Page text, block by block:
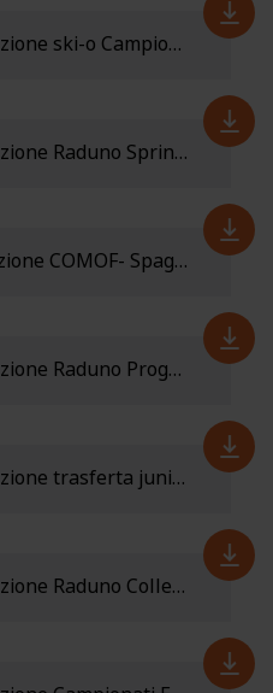
2310.19_Convocazione ski-o Campionati Mondiali Assoluti Junior 18-25 Marzo Svezia
2303.19_Convocazione Raduno Sprint 2-3 marzo 2019
2278.19 Convocazione COMOF- Spagna 21-25 febbraio 2019
2295.19_Convocazione Raduno Progetto Talenti Rovereto 3-5 marzo
2291.19_Convocazione trasferta junior-youth Lipica Open (Slovenia)
2257.19_Convocazione Raduno Collegiale Nazionale C-O 2-3 febbraio Clusone (BG)